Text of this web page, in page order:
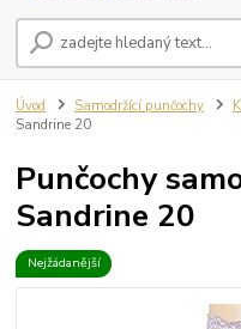
Úvod Samodržící punčochy
Sandrine 20
Punčochy
Sandrine 20
Nejžádanější